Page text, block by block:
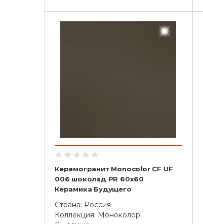
Керамогранит Monocolor CF UF
006 шоколад PR 60x60
Керамика Будущего
Страна: Россия
Коллекция: Моноколор